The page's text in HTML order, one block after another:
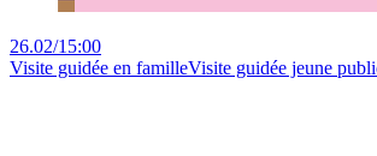
26.02/15:00
Visite guidée en familleVisite guidée jeune